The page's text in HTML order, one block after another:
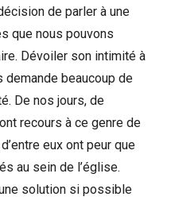
de parler à une
que nous pouvons
Dévoiler son intimité à
demande beaucoup de
De nos jours, de
recours à ce genre de
eux ont peur que
au sein de l’église.
solution si possible